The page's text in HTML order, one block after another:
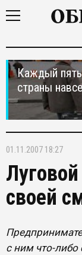
Каждый
страны
01.11.2007 18:27
своей
с ним что-либо